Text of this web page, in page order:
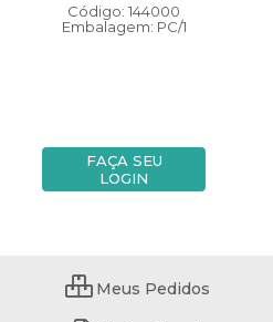
Código: 144000
Embalagem: PC/1
FAÇA SEU
LOGIN
Meus Pedidos